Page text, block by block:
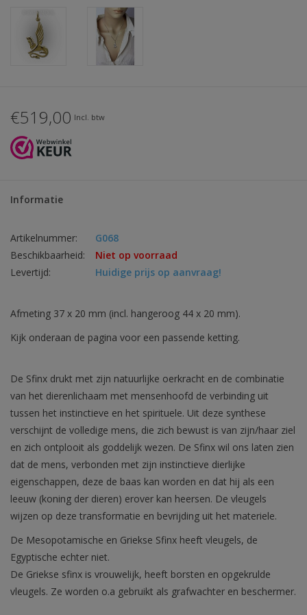
€519,00 Incl. btw
Informatie
Artikelnummer:
G068
Beschikbaarheid:
Niet op voorraad
Levertijd:
Huidige prijs op aanvraag!
Afmeting 37 x 20 mm (incl. hangeroog 44 x 20 mm).
Kijk onderaan de pagina voor een passende ketting.
De Sfinx drukt met zijn natuurlijke oerkracht en de combinatie
van het dierenlichaam met mensenhoofd de verbinding uit
tussen het instinctieve en het spirituele. Uit deze synthese
verschijnt de volledige mens, die zich bewust is van zijn/haar ziel
en zich ontplooit als goddelijk wezen. De Sfinx wil ons laten zien
dat de mens, verbonden met zijn instinctieve dierlijke
eigenschappen, deze de baas kan worden en dat hij als een
leeuw (koning der dieren) erover kan heersen. De vleugels
wijzen op deze transformatie en bevrijding uit het materiele.
De Mesopotamische en Griekse Sfinx heeft vleugels, de
Egyptische echter niet.
De Griekse sfinx is vrouwelijk, heeft borsten en opgekrulde
vleugels. Ze worden o.a gebruikt als grafwachter en beschermer.